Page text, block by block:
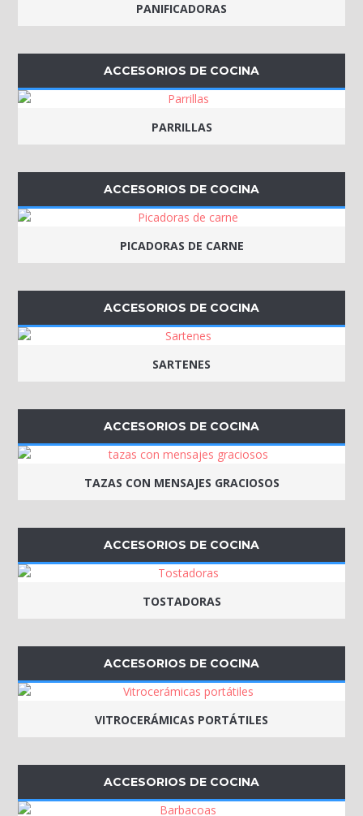
PANIFICADORAS
ACCESORIOS DE COCINA
PARRILLAS
ACCESORIOS DE COCINA
PICADORAS DE CARNE
ACCESORIOS DE COCINA
SARTENES
ACCESORIOS DE COCINA
TAZAS CON MENSAJES GRACIOSOS
ACCESORIOS DE COCINA
TOSTADORAS
ACCESORIOS DE COCINA
VITROCERÁMICAS PORTÁTILES
ACCESORIOS DE COCINA